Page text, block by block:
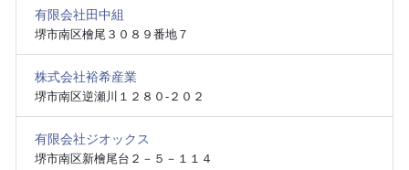
有限会社田中組
堺市南区檜尾３０８９番地７
株式会社裕希産業
堺市南区逆瀬川１２８０‐２０２
有限会社ジオックス
堺市南区新檜尾台２－５－１１４